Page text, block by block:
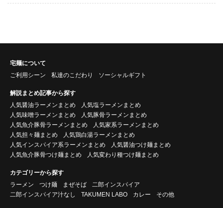
宅麺について
ご利用シーン
私達のこだわり ソーシャルギフト
解説まとめ記事から探す
人気醤油ラーメンまとめ
人気塩ラーメンまとめ
人気味噌ラーメンまとめ
人気豚骨ラーメンまとめ
人気魚介豚骨ラーメンまとめ
人気家系ラーメンまとめ
人気担々麺まとめ
人気鶏白湯ラーメンまとめ
人気インスパイア系ラーメンまとめ
人気醤油つけ麺まとめ
人気魚介豚骨つけ麺まとめ
人気変わり種つけ麺まとめ
カテゴリーから探す
ラーメン
つけ麺 まぜそば
二郎インスパイア
二郎インスパイア汁なし
TAKUMEN LABO カレー その他